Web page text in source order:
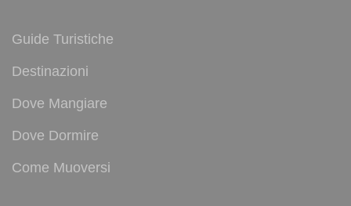
Guide Turistiche
Destinazioni
Dove Mangiare
Dove Dormire
Come Muoversi